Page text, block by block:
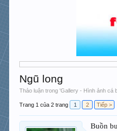
Ngũ long
Thảo luận trong 'Gallery - Hình ảnh cá
Trang 1 của 2 trang 1 2 Tiếp >
Buồn